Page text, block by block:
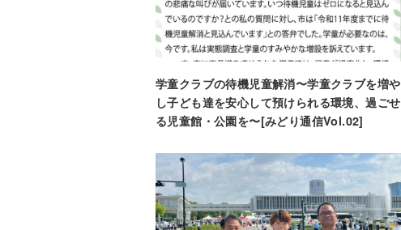
o
k
学童クラブの待機児童解消〜学童クラブを増や
し子ども達を安心して預けられる環境、過ごせ
る児童館・公園を〜[みどり通信Vol.02]